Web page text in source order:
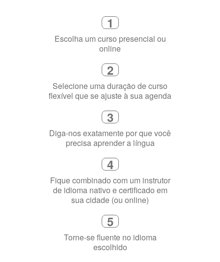
1
Escolha um curso presencial ou
online
2
Selecione uma duração de curso
flexível que se ajuste à sua agenda
3
Diga-nos exatamente por que você
precisa aprender a língua
4
Fique combinado com um instrutor
de idioma nativo e certificado em
sua cidade (ou online)
5
Torne-se fluente no idioma
escolhido